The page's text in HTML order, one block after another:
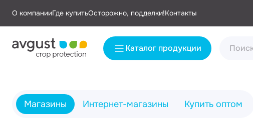
О компанииГде купитьОсторожно, подделки!Контакты
Каталог продукции
Магазины Интернет-магазины Купить оптом